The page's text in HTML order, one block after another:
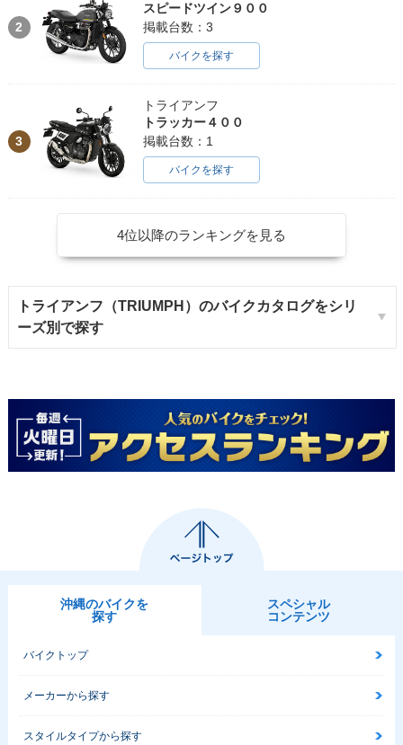
2
スピードツイン９００
掲載台数：3
バイクを探す
3
トライアンフ
トラッカー４００
掲載台数：1
バイクを探す
4位以降のランキングを見る
トライアンフ（TRIUMPH）のバイクカタログをシリ
ーズ別で探す
沖縄のバイクを
探す
スペシャル
コンテンツ
バイクトップ
メーカーから探す
スタイルタイプから探す